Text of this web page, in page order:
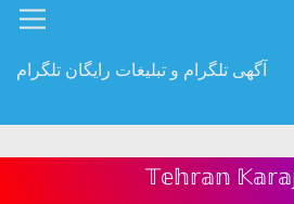
آگهی تلگرام و تبلیغات رایگان تلگرام
𝕋𝕖𝕙𝕣𝕒𝕟